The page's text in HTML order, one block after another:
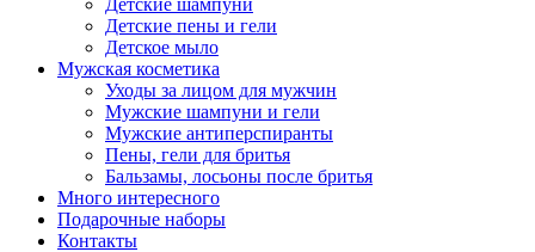
Детские пены и гели
Детское мыло
Мужская косметика
Уходы за лицом для мужчин
Мужские шампуни и гели
Мужские антиперспиранты
Пены, гели для бритья
Бальзамы, лосьоны после бритья
Много интересного
Подарочные наборы
Контакты